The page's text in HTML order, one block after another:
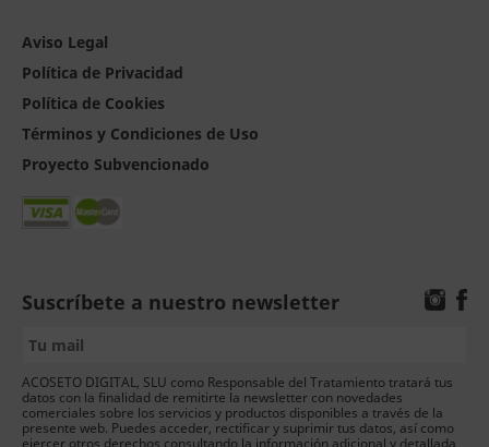
Aviso Legal
Política de Privacidad
Política de Cookies
Términos y Condiciones de Uso
Proyecto Subvencionado
Suscríbete a nuestro newsletter
ACOSETO DIGITAL, SLU como Responsable del Tratamiento tratará tus
datos con la finalidad de remitirte la newsletter con novedades
comerciales sobre los servicios y productos disponibles a través de la
presente web. Puedes acceder, rectificar y suprimir tus datos, así como
ejercer otros derechos consultando la información adicional y detallada